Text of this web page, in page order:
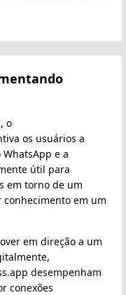
o
os usuários a
e a
útil para
em torno de um
em um
em direção a um
desempenham
conexões